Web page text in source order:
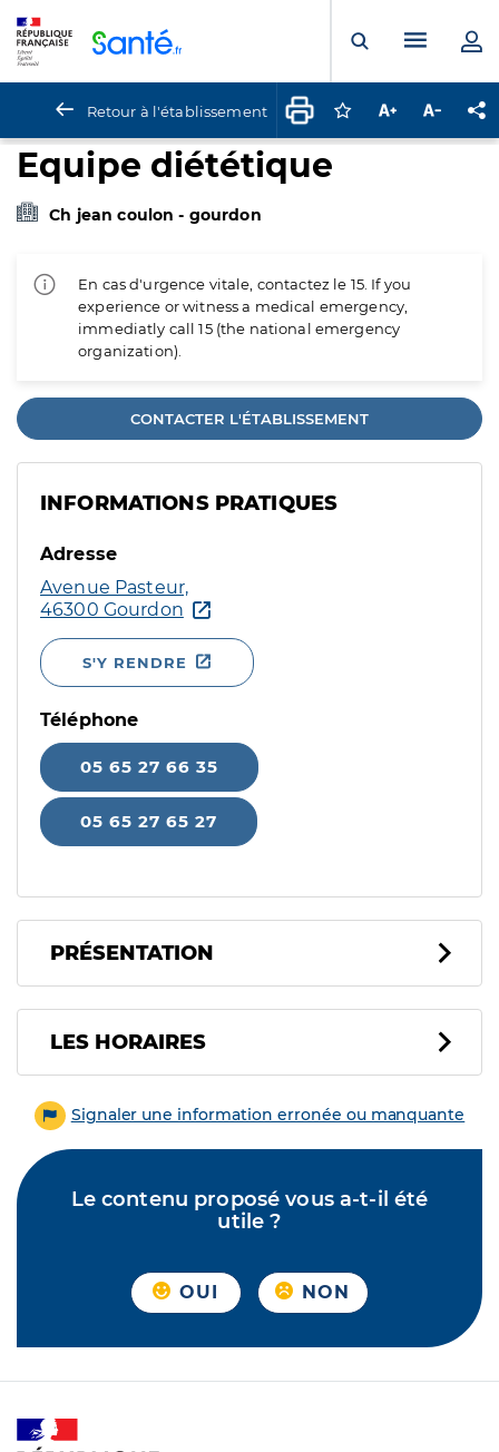
Ouvrir laMenu
Retour à l'établissement Connectez-vous
Augmenter la
Equipe diététique
Ch jean coulon - gourdon
En cas d'urgence vitale, contactez le 15. If you
experience or witness a medical emergency,
immediatly call 15 (the national emergency
organization).
CONTACTER L'ÉTABLISSEMENT
INFORMATIONS PRATIQUES
Adresse
Avenue Pasteur,
46300 Gourdon
S'Y RENDRE
Téléphone
05 65 27 66 35
05 65 27 65 27
PRÉSENTATION
LES HORAIRES
Signaler une information erronée ou manquante
Le contenu proposé vous a-t-il été
utile ?
OUI NON